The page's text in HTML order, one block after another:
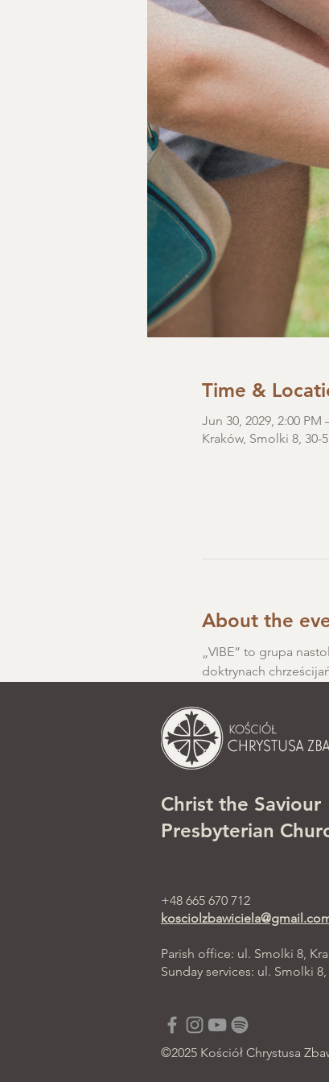
Time &
Jun 30, 2029, 2:00 PM
Kraków, Smolki 8, 30-
About the
„VIBE” to grupa
doktrynach
Christ the Saviour
Presbyterian
+48 665 670 712
Parish office: ul. Smolki 8,
Sunday services: ul. Smolki
©2025 Kościół Chrystusa